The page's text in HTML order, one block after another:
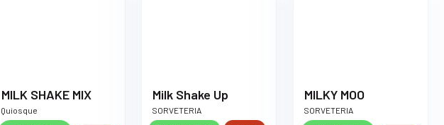
MILK SHAKE MIX
Quiosque
Milk Shake Up
SORVETERIA
MILKY MOO
SORVETERIA